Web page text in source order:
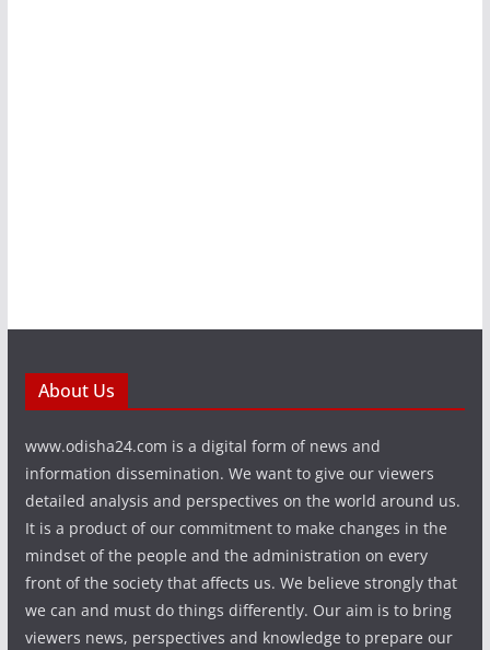
About Us
www.odisha24.com is a digital form of news and
information dissemination. We want to give our viewers
detailed analysis and perspectives on the world around us.
It is a product of our commitment to make changes in the
mindset of the people and the administration on every
front of the society that affects us. We believe strongly that
we can and must do things differently. Our aim is to bring
viewers news, perspectives and knowledge to prepare our